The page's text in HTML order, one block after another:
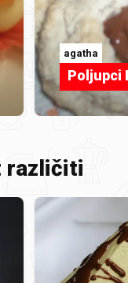
agatha
Poljupci
različiti